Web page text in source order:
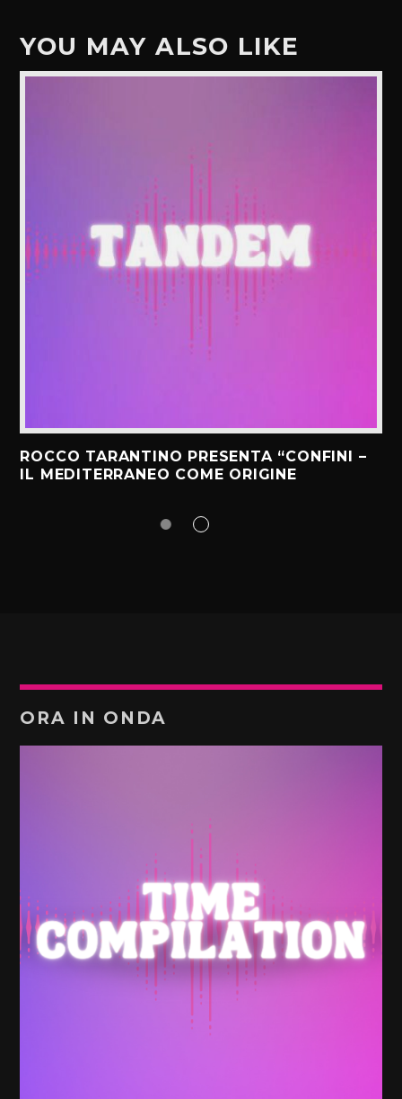
YOU MAY ALSO LIKE
ROCCO TARANTINO PRESENTA “CONFINI –
IL MEDITERRANEO COME ORIGINE
ORA IN ONDA